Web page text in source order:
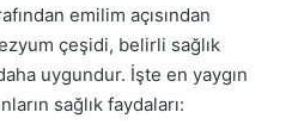
emilim açısından
çeşidi, belirli sağlık
uygundur. İşte en yaygın
sağlık faydaları: